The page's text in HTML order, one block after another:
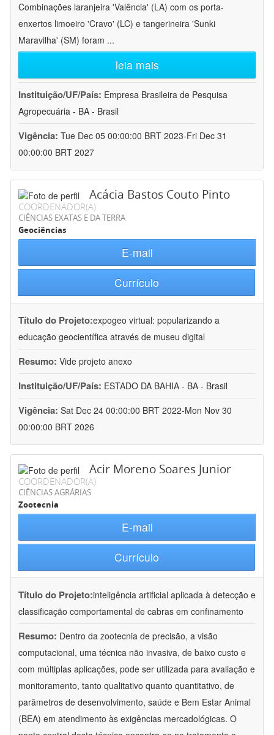
Combinações laranjeira 'Valência' (LA) com os porta-
enxertos limoeiro 'Cravo' (LC) e tangerineira 'Sunki
Maravilha' (SM) foram ...
leia mais
Instituição/UF/País: Empresa Brasileira de Pesquisa
Agropecuária - BA - Brasil
Vigência: Tue Dec 05 00:00:00 BRT 2023-Fri Dec 31
00:00:00 BRT 2027
Acácia Bastos Couto Pinto
COORDENADOR(A)
CIÊNCIAS EXATAS E DA TERRA
Geociências
E-mail
Currículo
Título do Projeto:expogeo virtual: popularizando a
educação geocientífica através de museu digital
Resumo: Vide projeto anexo
Instituição/UF/País: ESTADO DA BAHIA - BA - Brasil
Vigência: Sat Dec 24 00:00:00 BRT 2022-Mon Nov 30
00:00:00 BRT 2026
Acir Moreno Soares Junior
COORDENADOR(A)
CIÊNCIAS AGRÁRIAS
Zootecnia
E-mail
Currículo
Título do Projeto:inteligência artificial aplicada à detecção e
classificação comportamental de cabras em confinamento
Resumo: Dentro da zootecnia de precisão, a visão
computacional, uma técnica não invasiva, de baixo custo e
com múltiplas aplicações, pode ser utilizada para avaliação e
monitoramento, tanto qualitativo quanto quantitativo, de
parâmetros de desenvolvimento, saúde e Bem Estar Animal
(BEA) em atendimento às exigências mercadológicas. O